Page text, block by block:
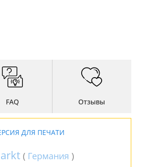
FAQ Отзывы
ДЛЯ ПЕЧАТИ
( Германия )